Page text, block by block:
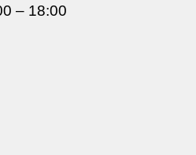
– 18:00